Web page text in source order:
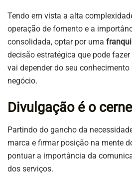
Tendo em vista a alta
operação de fomento e a
consolidada, optar por uma
decisão estratégica que pode
vai depender do seu
negócio.
Divulgação é o
Partindo do gancho da
marca e firmar posição na mente
pontuar a importância da
dos serviços.